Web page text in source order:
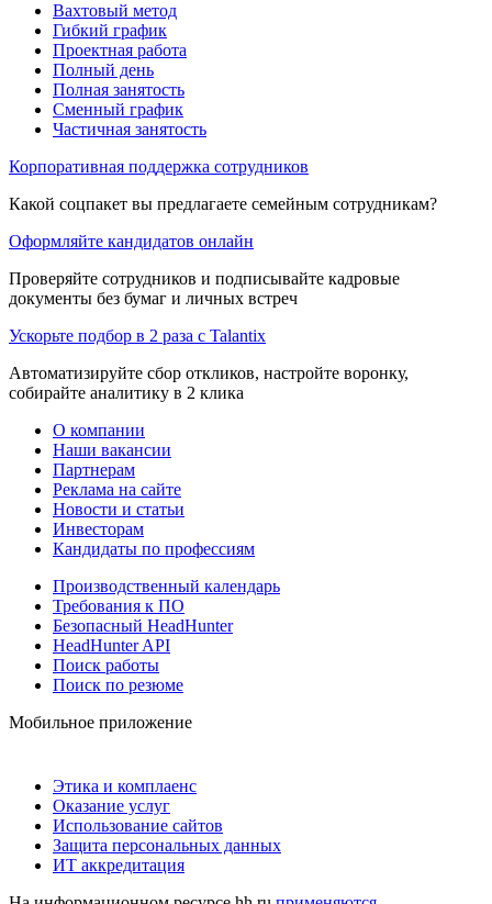
Вахтовый метод
Гибкий график
Проектная работа
Полный день
Полная занятость
Сменный график
Частичная занятость
Корпоративная поддержка сотрудников
Какой соцпакет вы предлагаете семейным сотрудникам?
Оформляйте кандидатов онлайн
Проверяйте сотрудников и подписывайте кадровые
документы без бумаг и личных встреч
Ускорьте подбор в 2 раза с Talantix
Автоматизируйте сбор откликов, настройте воронку,
собирайте аналитику в 2 клика
О компании
Наши вакансии
Партнерам
Реклама на сайте
Новости и статьи
Инвесторам
Кандидаты по профессиям
Производственный календарь
Требования к ПО
Безопасный HeadHunter
HeadHunter API
Поиск работы
Поиск по резюме
Мобильное приложение
Этика и комплаенс
Оказание услуг
Использование сайтов
Защита персональных данных
ИТ аккредитация